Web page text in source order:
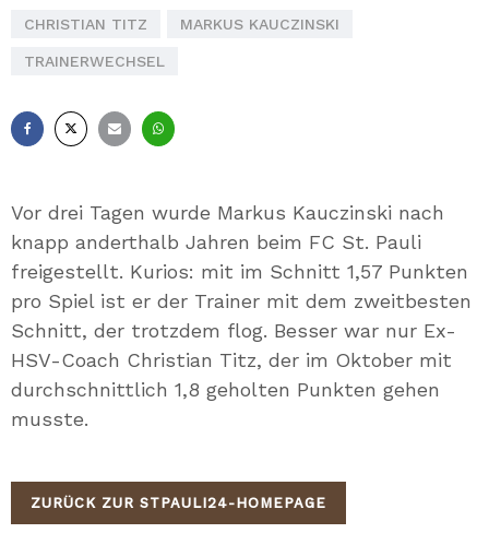
CHRISTIAN TITZ MARKUS KAUCZINSKI
TRAINERWECHSEL
Vor drei Tagen wurde Markus Kauczinski nach
knapp anderthalb Jahren beim FC St. Pauli
freigestellt. Kurios: mit im Schnitt 1,57 Punkten
pro Spiel ist er der Trainer mit dem zweitbesten
Schnitt, der trotzdem flog. Besser war nur Ex-
HSV-Coach Christian Titz, der im Oktober mit
durchschnittlich 1,8 geholten Punkten gehen
musste.
ZURÜCK ZUR STPAULI24-HOMEPAGE